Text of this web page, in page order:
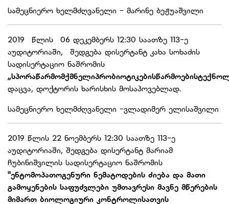
სამეცნიერო ხელმძღვანელი - მარინე ბეჟუაშვილი
2019 წლის 06 დეკემბერს 12:30 საათზე 113-ე
აუდიტორიაში, შედგება დისერტანტ კახა სოხაძის
სადისერტაციო ნაშრომის
„სპორაწარმომქმნელიპრობიოტიკებისწარმოების
დაცვა, დოქტორის ხარისხის მოსაპოვებლად.
სამეცნიერო ხელმძღვანელი -ვლადიმერ ელისაშვილი
2019 წლის 22 ნოემბერს 12:30 საათზე 113-ე
აუდიტორიაში, შედგება დისერტანტ მარიამ
ჩუბინიშვილის სადისერტაციო ნაშრომის
"ენტომოპათოგენური ნემატოდების ძიება და მათი
გამოყენების საფუძვლები უმთავრესი მავნე მწერების
მიმართ ბიოლოგიური კონტროლისათვის